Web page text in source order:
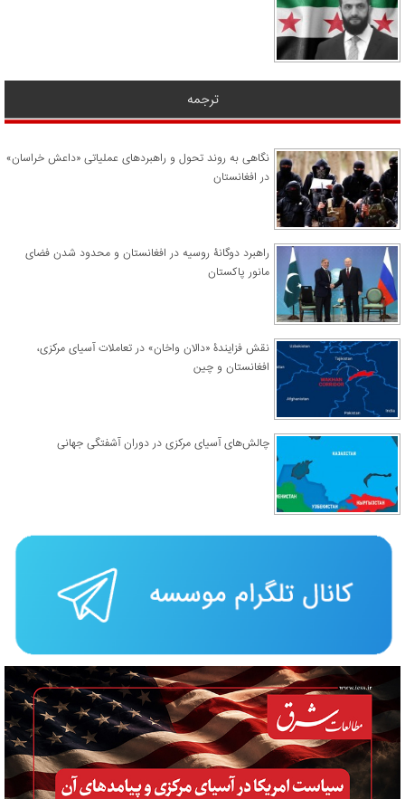
ترجمه
نگاهی به روند تحول و راهبردهای عملیاتی «داعش خراسان»
در افغانستان
راهبرد دوگانۀ روسیه در افغانستان و محدود شدن فضای
مانور پاکستان
نقش فزایندۀ «دالان واخان» در تعاملات آسیای مرکزی،
افغانستان و چین
چالش‌های آسیای مرکزی در دوران آشفتگی جهانی